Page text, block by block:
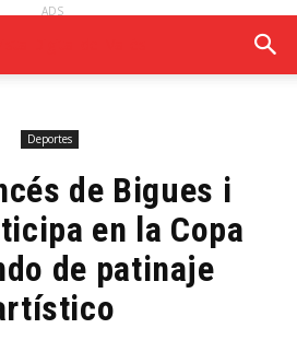
ADS
Deportes
de Bigues i
en la Copa
de patinaje